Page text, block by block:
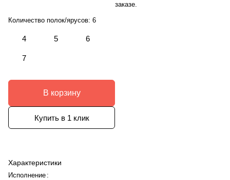
Количество полок/ярусов: 6
4 5 6
7
В корзину
Купить в 1 клик
Характеристики
Исполнение :
заказе.